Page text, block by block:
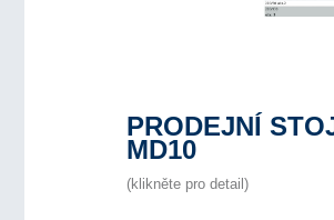
PRODEJNÍ
MD10
(klikněte pro detail)